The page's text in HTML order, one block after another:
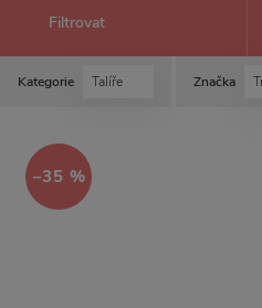
Filtrovat
Kategorie Talíře Značka
−35 %